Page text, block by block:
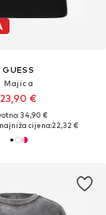
GUESS
Majica
23,90 €
34,90 €
cijena:22,32 €